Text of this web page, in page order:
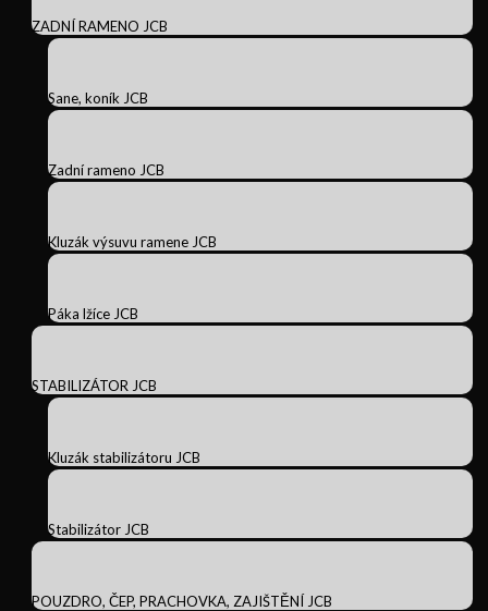
ZADNÍ RAMENO JCB
Sane, koník JCB
Zadní rameno JCB
Kluzák výsuvu ramene JCB
Páka lžíce JCB
STABILIZÁTOR JCB
Kluzák stabilizátoru JCB
Stabilizátor JCB
POUZDRO, ČEP, PRACHOVKA, ZAJIŠTĚNÍ JCB